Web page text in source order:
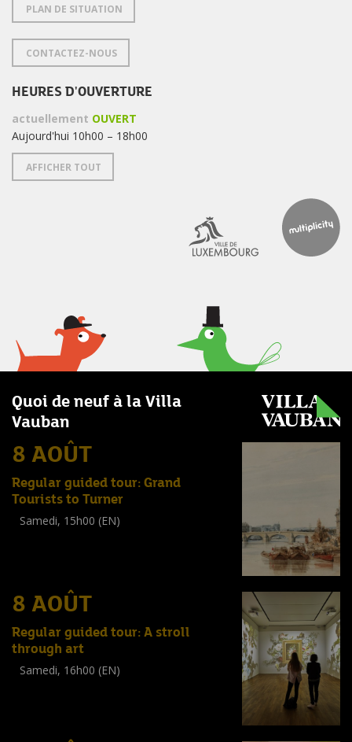
PLAN DE SITUATION
CONTACTEZ-NOUS
HEURES D'OUVERTURE
actuellement OUVERT
Aujourd'hui 10h00 – 18h00
AFFICHER TOUT
Quoi de neuf à la Villa
Vauban
8 AOÛT
Regular guided tour: Grand
Tourists to Turner
Samedi, 15h00 (EN)
8 AOÛT
Regular guided tour: A stroll
through art
Samedi, 16h00 (EN)